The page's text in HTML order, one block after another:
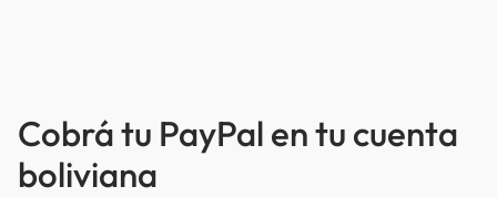
Cobrá tu PayPal en tu cuenta
boliviana